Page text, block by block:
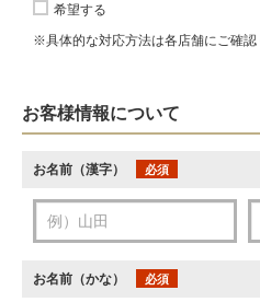
希望する
※具体的な対応方法は各店舗にご確認
お客様情報について
お名前（漢字） 必須
お名前（かな） 必須